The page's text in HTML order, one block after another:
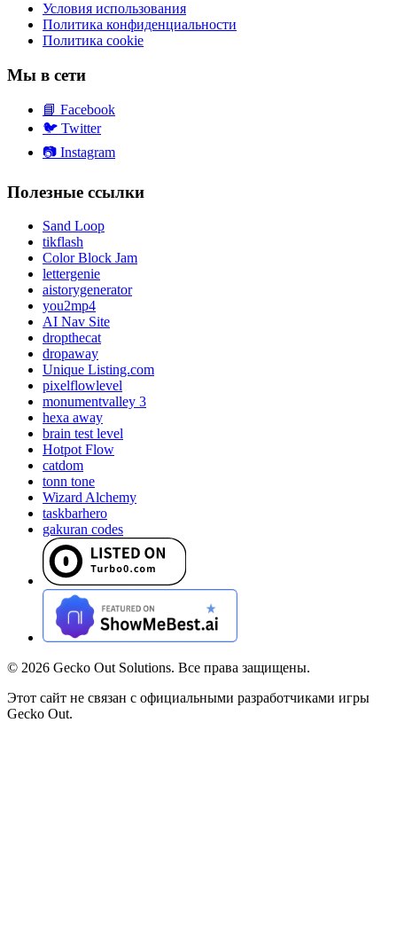
Условия использования
Политика конфиденциальности
Политика cookie
Мы в сети
📘 Facebook
🐦 Twitter
📷 Instagram
Полезные ссылки
Sand Loop
tikflash
Color Block Jam
lettergenie
aistorygenerator
you2mp4
AI Nav Site
dropthecat
dropaway
Unique Listing.com
pixelflowlevel
monumentvalley 3
hexa away
brain test level
Hotpot Flow
catdom
tonn tone
Wizard Alchemy
taskbarhero
gakuran codes
© 2026 Gecko Out Solutions. Все права защищены.
Этот сайт не связан с официальными разработчиками игры
Gecko Out.